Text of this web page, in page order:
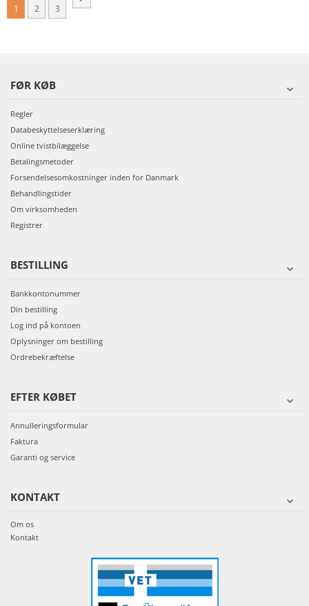
1 2 3
FØR KØB
Regler
Databeskyttelseserklæring
Online tvistbilæggelse
Betalingsmetoder
Forsendelsesomkostninger inden for Danmark
Behandlingstider
Om virksomheden
Registrer
BESTILLING
Bankkontonummer
Din bestilling
Log ind på kontoen
Oplysninger om bestilling
Ordrebekræftelse
EFTER KØBET
Annulleringsformular
Faktura
Garanti og service
KONTAKT
Om os
Kontakt